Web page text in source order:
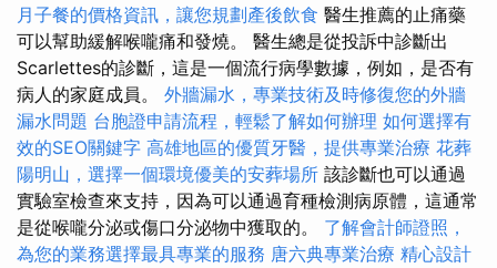
月子餐的價格資訊，讓您規劃產後飲食 醫生推薦的止痛藥
可以幫助緩解喉嚨痛和發燒。 醫生總是從投訴中診斷出
Scarlettes的診斷，這是一個流行病學數據，例如，是否有
病人的家庭成員。 外牆漏水，專業技術及時修復您的外牆
漏水問題 台胞證申請流程，輕鬆了解如何辦理 如何選擇有
效的SEO關鍵字 高雄地區的優質牙醫，提供專業治療 花葬
陽明山，選擇一個環境優美的安葬場所 該診斷也可以通過
實驗室檢查來支持，因為可以通過育種檢測病原體，這通常
是從喉嚨分泌或傷口分泌物中獲取的。 了解會計師證照，
為您的業務選擇最具專業的服務 唐六典專業治療 精心設計